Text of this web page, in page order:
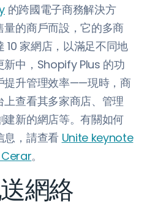
的跨國電子商務解決方
的商戶而設，它的多商
10 家網店，以滿足不同地
新中，Shopify Plus 的功
提升管理效率——現時，商
查看其多家商店、管理
新的網店等。有關如何
息，請查看 Unite keynote
。
網絡